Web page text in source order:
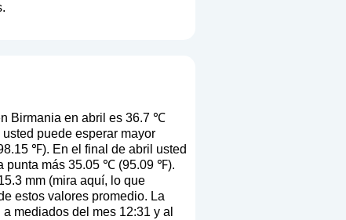
Birmania en abril es 36.7 ℃
puede esperar mayor
℉). En el final de abril usted
punta más 35.05 ℃ (95.09 ℉).
mm (mira aquí, lo que
estos valores promedio. La
mediados del mes 12:31 y al